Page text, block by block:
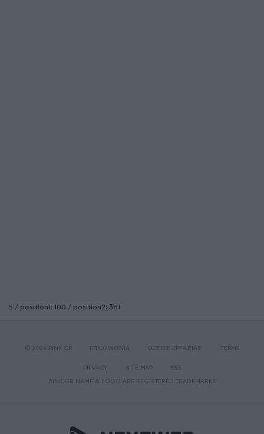
5 / position1: 100 / position2: 381
© 2026 PINK.GR ΕΠΙΚΟΙΝΩΝΙΑ ΘΕΣΕΙΣ ΕΡΓΑΣΙΑΣ TERMS
PRIVACY SITE MAP
RSS
PINK.GR NAME & LOGO ARE REGISTERED TRADEMARKS